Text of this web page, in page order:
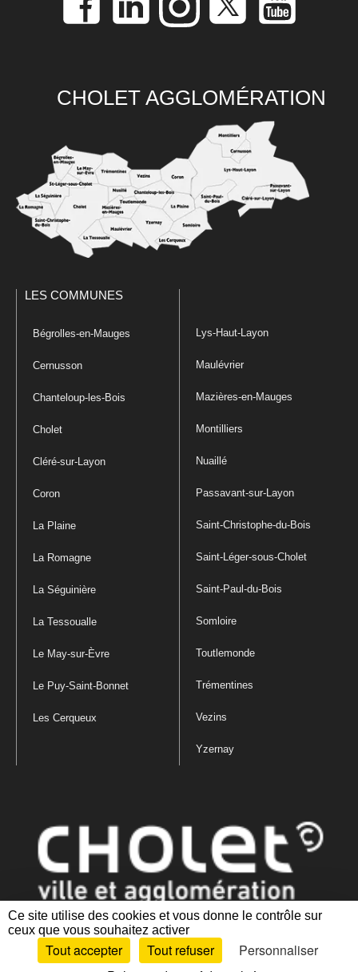
Ce site utilise des cookies et vous donne le contrôle sur
ceux que vous souhaitez activer
Tout accepter Tout refuser
Personnaliser
CHOLET AGGLOMÉRATION
LES COMMUNES
Bégrolles-en-Mauges
Cernusson
Chanteloup-les-Bois
Cholet
Cléré-sur-Layon
Coron
La Plaine
La Romagne
La Séguinière
La Tessoualle
Le May-sur-Èvre
Le Puy-Saint-Bonnet
Les Cerqueux
Lys-Haut-Layon
Maulévrier
Mazières-en-Mauges
Montilliers
Nuaillé
Passavant-sur-Layon
Saint-Christophe-du-Bois
Saint-Léger-sous-Cholet
Saint-Paul-du-Bois
Somloire
Toutlemonde
Trémentines
Vezins
Yzernay
Mentions légales|Politique de confidentialité
des cookies |Plan du site Accessibilité : partiellement conforme